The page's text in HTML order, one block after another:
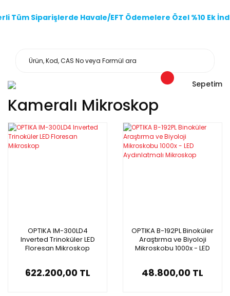
Tüm Siparişlerde Havale/EFT Ödemelere Özel %10 Ek
Sepetim
Kameralı Mikroskop
OPTIKA IM-300LD4
Inverted Trinoküler LED
Floresan Mikroskop
622.200,00 TL
OPTIKA B-192PL Binoküler
Araştırma ve Biyoloji
Mikroskobu 1000x - LED
48.800,00 TL